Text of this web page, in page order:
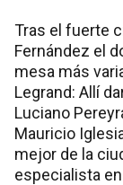
Tras el fuerte
Fernández el
mesa más
Legrand: Allí
Luciano
Mauricio
mejor de la
especialista